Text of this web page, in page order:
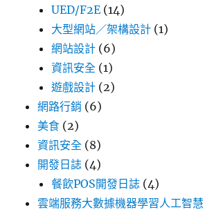
UED/F2E (14)
大型網站／架構設計 (1)
網站設計 (6)
資訊安全 (1)
遊戲設計 (2)
網路行銷 (6)
美食 (2)
資訊安全 (8)
開發日誌 (4)
餐飲POS開發日誌 (4)
雲端服務大數據機器學習人工智慧